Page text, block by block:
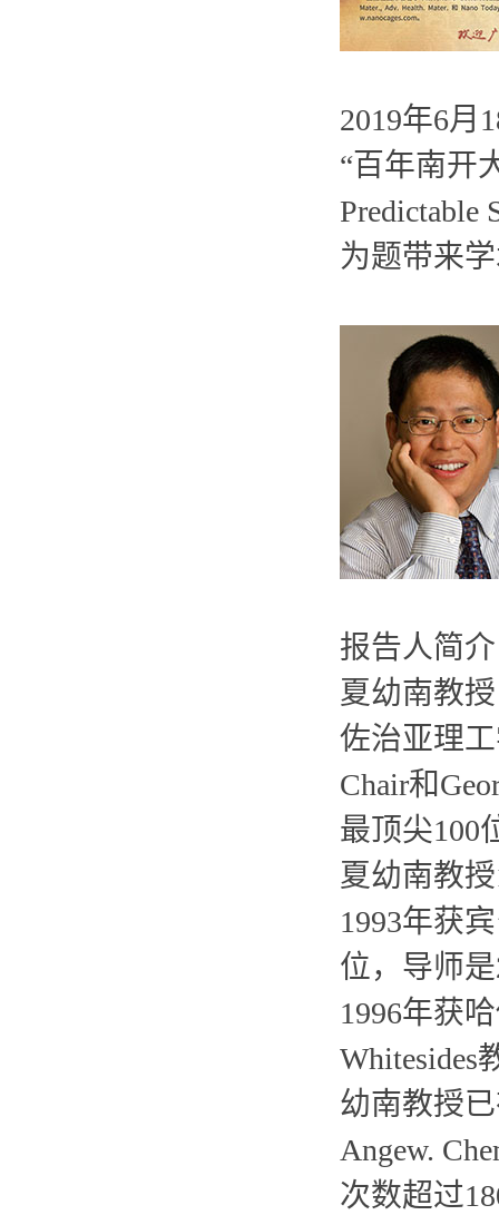
2019年6月
“百年南开
Predictable
为题带来
报告人简
夏幼南教
佐治亚理
Chair和
最顶尖100
夏幼南教
1993年获
位，导师
1996年获
Whitesides
幼南教授已
Angew.
次数超过